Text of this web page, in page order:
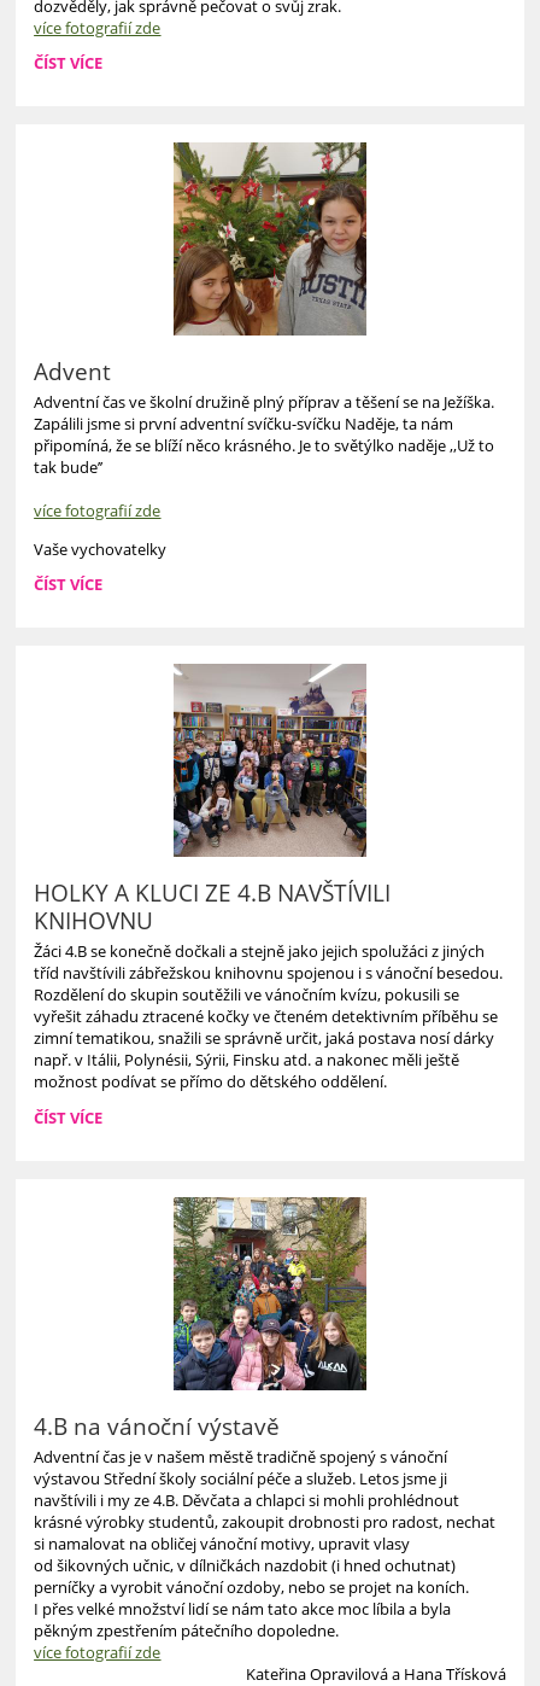
dozvěděly, jak správně pečovat o svůj zrak.
více fotografií zde
SVATÁ
ČÍST VÍCE
Advent
Adventní čas ve školní družině plný příprav a těšení se na Ježíška.
Zapálili jsme si první adventní svíčku-svíčku Naděje, ta nám
připomíná, že se blíží něco krásného. Je to světýlko naděje ,,Už to
tak bude’’
více fotografií zde
Vaše vychovatelky
ADVENT:
ČÍST VÍCE
HOLKY A KLUCI ZE 4.B NAVŠTÍVILI
KNIHOVNU
Žáci 4.B se konečně dočkali a stejně jako jejich spolužáci z jiných
tříd navštívili zábřežskou knihovnu spojenou i s vánoční besedou.
Rozdělení do skupin soutěžili ve vánočním kvízu, pokusili se
vyřešit záhadu ztracené kočky ve čteném detektivním příběhu se
zimní tematikou, snažili se správně určit, jaká postava nosí dárky
např. v Itálii, Polynésii, Sýrii, Finsku atd. a nakonec měli ještě
možnost podívat se přímo do dětského oddělení.
HOLKY
ČÍST VÍCE
4.B na vánoční výstavě
Adventní čas je v našem městě tradičně spojený s vánoční
výstavou Střední školy sociální péče a služeb. Letos jsme ji
navštívili i my ze 4.B. Děvčata a chlapci si mohli prohlédnout
krásné výrobky studentů, zakoupit drobnosti pro radost, nechat
si namalovat na obličej vánoční motivy, upravit vlasy
od šikovných učnic, v dílničkách nazdobit (i hned ochutnat)
perníčky a vyrobit vánoční ozdoby, nebo se projet na koních.
I přes velké množství lidí se nám tato akce moc líbila a byla
pěkným zpestřením pátečního dopoledne.
více fotografií zde
Kateřina Opravilová a Hana Třísková